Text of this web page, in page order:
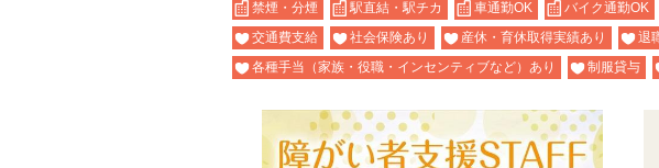
禁煙・分煙
駅直結・駅チカ 車通勤OK バイク通勤OK
交通費支給
社会保険あり 産休・育休取得実績あり
退
各種手当（家族・役職・インセンティブなど）あり
制服貸与